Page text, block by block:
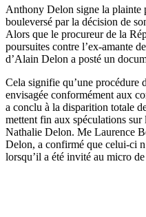
Anthony Delon signe la plainte
bouleversé par la décision de
Alors que le procureur de la
poursuites contre l’ex-amante
d’Alain Delon a posté un
Cela signifie qu’une procédure
envisagée conformément aux
a conclu à la disparition totale
mettent fin aux spéculations sur
Nathalie Delon. Me Laurence
Delon, a confirmé que celui-ci
lorsqu’il a été invité au micro